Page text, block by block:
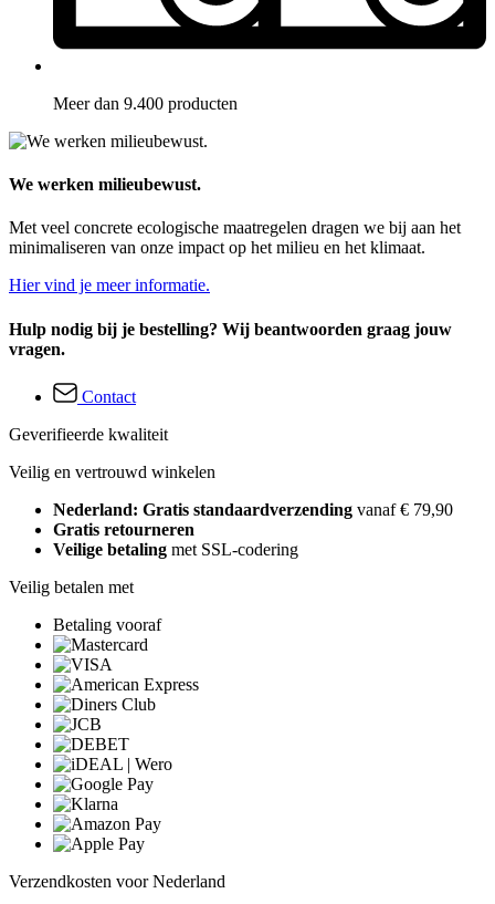
Meer dan 9.400 producten
We werken milieubewust.
Met veel concrete ecologische maatregelen dragen we bij aan het
minimaliseren van onze impact op het milieu en het klimaat.
Hier vind je meer informatie.
Hulp nodig bij je bestelling? Wij beantwoorden graag jouw
vragen.
Contact
Geverifieerde kwaliteit
Veilig en vertrouwd winkelen
Nederland: Gratis standaardverzending vanaf € 79,90
Gratis retourneren
Veilige betaling met SSL-codering
Veilig betalen met
Betaling vooraf
Verzendkosten voor Nederland